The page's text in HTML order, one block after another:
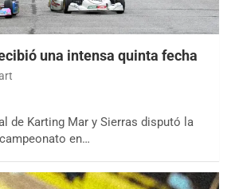
una intensa quinta fecha
de Karting Mar y Sierras disputó la
en…